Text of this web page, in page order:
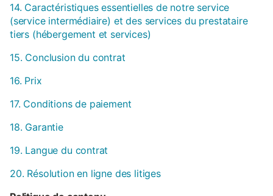
14. Caractéristiques essentielles de notre service
(service intermédiaire) et des services du prestataire
tiers (hébergement et services)
15. Conclusion du contrat
16. Prix
17. Conditions de paiement
18. Garantie
19. Langue du contrat
20. Résolution en ligne des litiges